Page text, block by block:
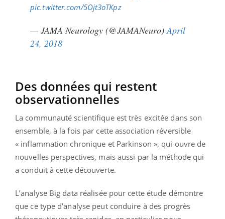
pic.twitter.com/5Ojt3oTKpz
— JAMA Neurology (@JAMANeuro) April
24, 2018
Des données qui restent
observationnelles
La communauté scientifique est très excitée dans son
ensemble, à la fois par cette association réversible
« inflammation chronique et Parkinson », qui ouvre de
nouvelles perspectives, mais aussi par la méthode qui
a conduit à cette découverte.
L’analyse Big data réalisée pour cette étude démontre
que ce type d’analyse peut conduire à des progrès